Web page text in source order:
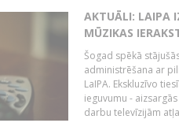
AKTUĀLI: LAIPA
MŪZIKAS
Šogad spēkā
administrēšana ar
LaIPA. Ekskluzīvo
ieguvumu -
darbu televīzijām